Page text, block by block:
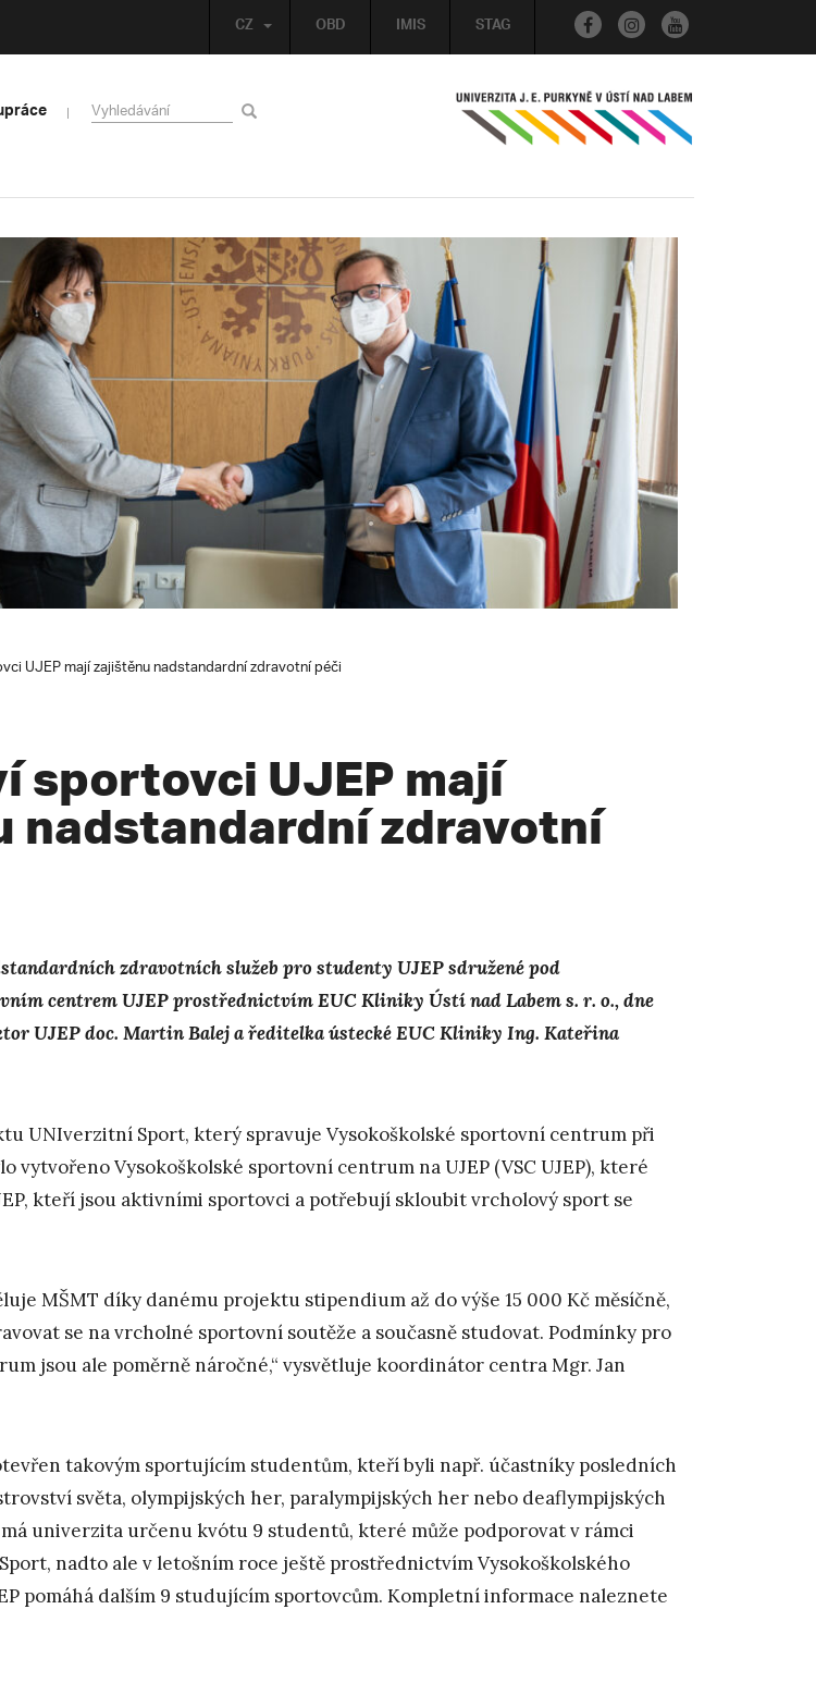
OBD IMIS STAG
CZ
UJEP mají zajištěnu nadstandardní zdravotní péči
sportovci UJEP mají
nadstandardní zdravotní
zdravotních služeb pro studenty UJEP sdružené pod
centrem UJEP prostřednictvím EUC Kliniky Ústí nad Labem s. r. o., dne
UJEP doc. Martin Balej a ředitelka ústecké EUC Kliniky Ing. Kateřina
UNIverzitní Sport, který spravuje Vysokoškolské sportovní centrum při
vytvořeno Vysokoškolské sportovní centrum na UJEP (VSC UJEP), které
kteří jsou aktivními sportovci a potřebují skloubit vrcholový sport se
MŠMT díky danému projektu stipendium až do výše 15 000 Kč měsíčně,
se na vrcholné sportovní soutěže a současně studovat. Podmínky pro
jsou ale poměrně náročné,“ vysvětluje koordinátor centra Mgr. Jan
takovým sportujícím studentům, kteří byli např. účastníky posledních
světa, olympijských her, paralympijských her nebo deaflympijských
má univerzita určenu kvótu 9 studentů, které může podporovat v rámci
nadto ale v letošním roce ještě prostřednictvím Vysokoškolského
pomáhá dalším 9 studujícím sportovcům. Kompletní informace naleznete